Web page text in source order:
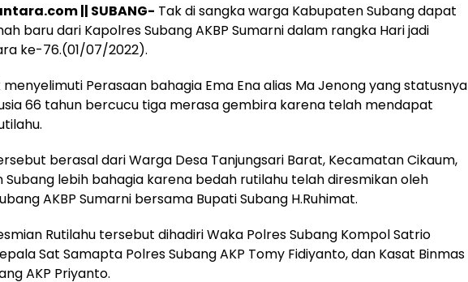
|| SUBANG- Tak di sangka warga Kabupaten Subang dapat
baru dari Kapolres Subang AKBP Sumarni dalam rangka Hari jadi
ke-76.(01/07/2022).
menyelimuti Perasaan bahagia Ema Ena alias Ma Jenong yang statusnya
66 tahun bercucu tiga merasa gembira karena telah mendapat
berasal dari Warga Desa Tanjungsari Barat, Kecamatan Cikaum,
Subang lebih bahagia karena bedah rutilahu telah diresmikan oleh
AKBP Sumarni bersama Bupati Subang H.Ruhimat.
Rutilahu tersebut dihadiri Waka Polres Subang Kompol Satrio
Sat Samapta Polres Subang AKP Tomy Fidiyanto, dan Kasat Binmas
AKP Priyanto.
Lansia
Peristiwa
Viral…! Seorang
Kakek Diduga
Tunawisma
Turun dari
TransJakarta
Karena Bau
Badan
Hasil Operasi
Kejahatan
Jalanan, Polsek
Hilang ke Pemilik
Detik-Detik
Menegangkan
Ibu-Ibu Hadang
Karawang, Pelaku
Lolos di Tengah
Keramaian!